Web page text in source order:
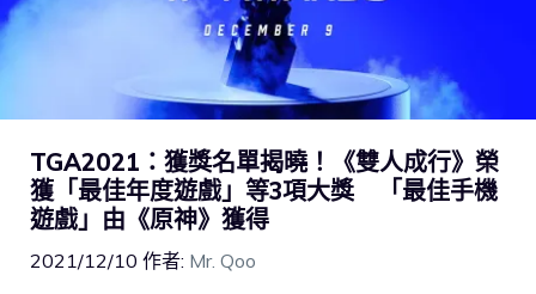
TGA2021：獲獎名單揭曉！《雙人成行》榮
獲「最佳年度遊戲」等3項大獎 「最佳手機
遊戲」由《原神》獲得
2021/12/10 作者: Mr. Qoo